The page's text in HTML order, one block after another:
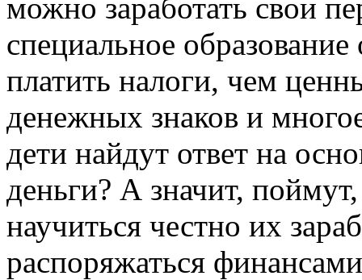
можно заработать свои
специальное
платить налоги, чем
денежных знаков и
дети найдут ответ на
деньги? А значит,
научиться честно их
распоряжаться